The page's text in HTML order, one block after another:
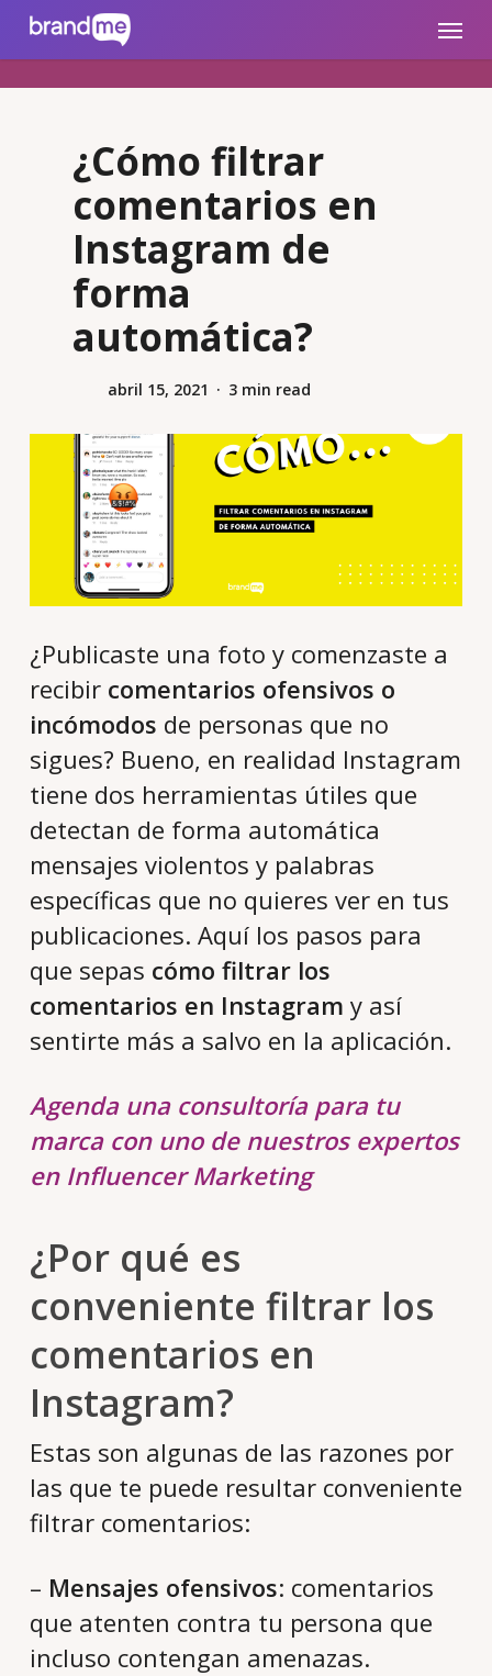
brandme.la Menu
¿Cómo filtrar
comentarios en
Instagram de
forma
automática?
abril 15, 2021 3 min read
¿Publicaste una foto y comenzaste a
recibir comentarios ofensivos o
incómodos de personas que no
sigues? Bueno, en realidad Instagram
tiene dos herramientas útiles que
detectan de forma automática
mensajes violentos y palabras
específicas que no quieres ver en tus
publicaciones. Aquí los pasos para
que sepas cómo filtrar los
comentarios en Instagram y así
sentirte más a salvo en la aplicación.
Agenda una consultoría para tu
marca con uno de nuestros expertos
en Influencer Marketing
¿Por qué es
conveniente filtrar los
comentarios en
Instagram?
Estas son algunas de las razones por
las que te puede resultar conveniente
filtrar comentarios:
– Mensajes ofensivos: comentarios
que atenten contra tu persona que
incluso contengan amenazas.